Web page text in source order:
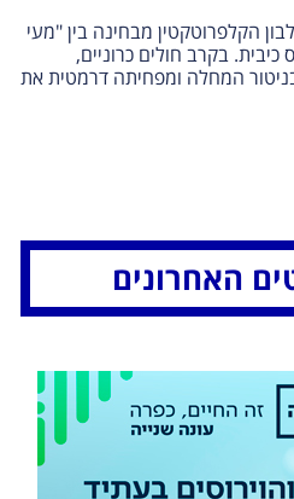
הקלפרוטקטין מבחינה בין "מעי
כיבית. בקרב חולים כרוניים,
המחלה ומפחיתה דרמטית את
האחרונים